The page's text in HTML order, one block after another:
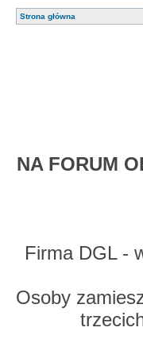
Strona główna
NA FORUM
Firma DGL -
Osoby